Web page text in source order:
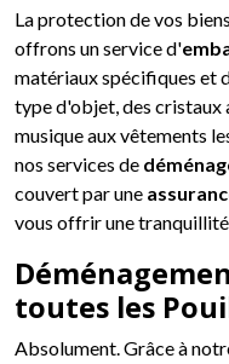
La protection de vos
offrons un service d'
matériaux spécifiques et
type d'objet, des cristaux
musique aux vêtements
nos services de
couvert par une
vous offrir une
toutes les
Absolument. Grâce à